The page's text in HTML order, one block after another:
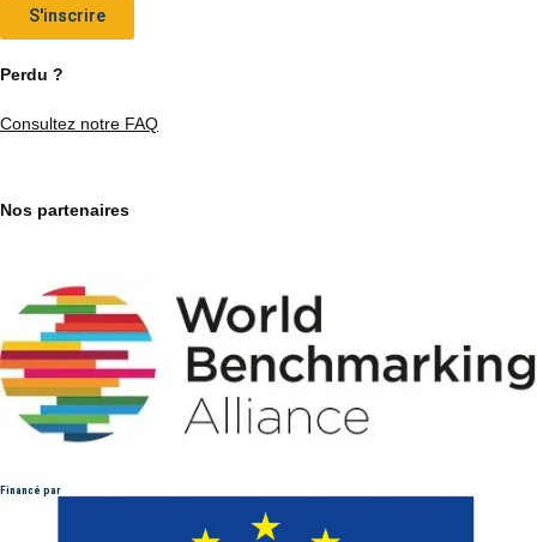
S'inscrire
Perdu ?
Consultez notre FAQ
Nos partenaires
Financé par